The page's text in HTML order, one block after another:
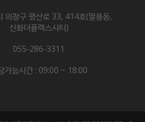
의창구 평산로 33, 414호(팔용동,
신화더플렉스시티)
055-286-3311
가능시간 : 09:00 ~ 18:00